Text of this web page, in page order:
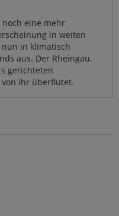
noch eine mehr
in weiten
in klimatisch
aus. Der Rheingau,
gerichteten
ihr überflutet.